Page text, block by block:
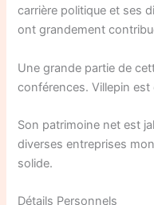
carrière politique et ses
ont grandement
Une grande partie de
conférences. Villepin
Son patrimoine net est
diverses entreprises
solide.
Détails Personnels